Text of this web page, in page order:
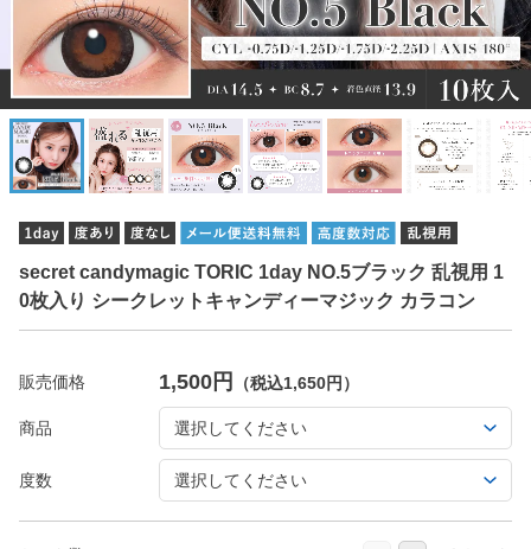
secret candymagic TORIC 1day NO.5ブラック 乱視用 1
0枚入り シークレットキャンディーマジック カラコン
販売価格 1,500円 （税込1,650円）
商品
度数